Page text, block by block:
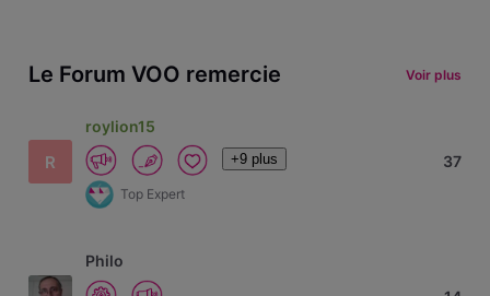
Le Forum VOO remercie Voir plus
R
roylion15
+9 plus
Top Expert
37
Philo